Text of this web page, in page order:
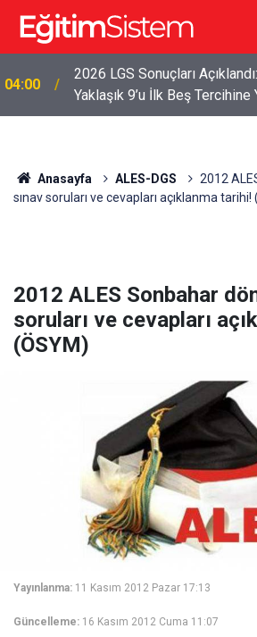
04:00
2026 LGS Sonuçları
Yaklaşık 9’u İlk Beş Tercihine
Anasayfa ALES-DGS
2012
sınav soruları ve cevapları açıklanma tarihi!
2012 ALES Sonbahar
soruları ve cevapları
(ÖSYM)
Yayınlanma: 11 Kasım 2012 Pazar 17:13
Güncelleme: 16 Kasım 2012 Cuma 11:07